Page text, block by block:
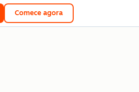
Comece agora